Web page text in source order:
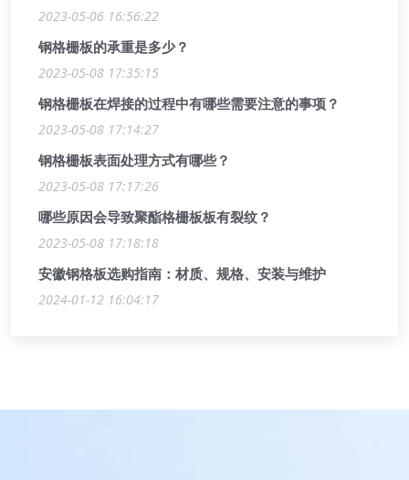
2023-05-06 16:56:22
钢格栅板的承重是多少？
2023-05-08 17:35:15
钢格栅板在焊接的过程中有哪些需要注意的事项？
2023-05-08 17:14:27
钢格栅板表面处理方式有哪些？
2023-05-08 17:17:26
哪些原因会导致聚酯格栅板板有裂纹？
2023-05-08 17:18:18
安徽钢格板选购指南：材质、规格、安装与维护
2024-01-12 16:04:17